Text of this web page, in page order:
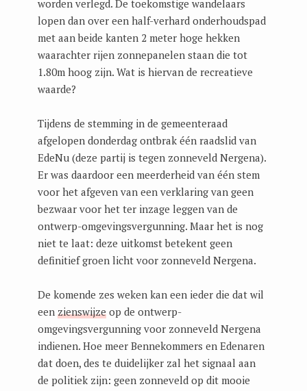
worden verlegd. De toekomstige wandelaars
lopen dan over een half-verhard onderhoudspad
met aan beide kanten 2 meter hoge hekken
waarachter rijen zonnepanelen staan die tot
1.80m hoog zijn. Wat is hiervan de recreatieve
waarde?
Tijdens de stemming in de gemeenteraad
afgelopen donderdag ontbrak één raadslid van
EdeNu (deze partij is tegen zonneveld Nergena).
Er was daardoor een meerderheid van één stem
voor het afgeven van een verklaring van geen
bezwaar voor het ter inzage leggen van de
ontwerp-omgevingsvergunning. Maar het is nog
niet te laat: deze uitkomst betekent geen
definitief groen licht voor zonneveld Nergena.
De komende zes weken kan een ieder die dat wil
eenzienswijze op de ontwerp-
omgevingsvergunning voor zonneveld Nergena
indienen. Hoe meer Bennekommers en Edenaren
dat doen, des te duidelijker zal het signaal aan
de politiek zijn: geen zonneveld op dit mooie